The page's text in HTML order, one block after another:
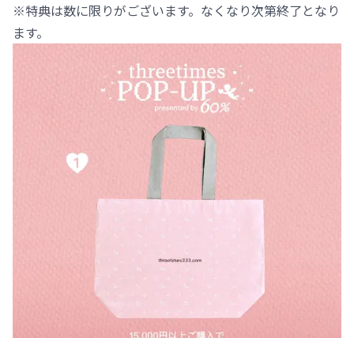
※特典は数に限りがございます。なくなり次第終了となり
ます。